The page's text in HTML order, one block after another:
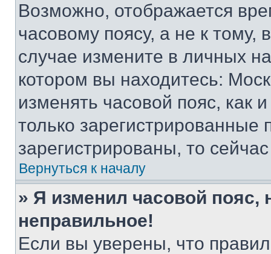
Возможно, отображается
часовому поясу, а не к тому,
случае измените в личных
котором вы находитесь:
изменять часовой пояс, как
только
зарегистрированы, то
Вернуться к началу
» Я изменил часовой пояс,
неправильное!
Если вы уверены, что